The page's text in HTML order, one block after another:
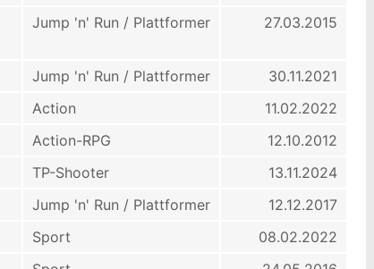
Jump 'n' Run / Plattformer 27.03.2015
Jump 'n' Run / Plattformer
30.11.2021
Action
11.02.2022
Action-RPG
12.10.2012
TP-Shooter
13.11.2024
Jump 'n' Run / Plattformer
12.12.2017
Sport
08.02.2022